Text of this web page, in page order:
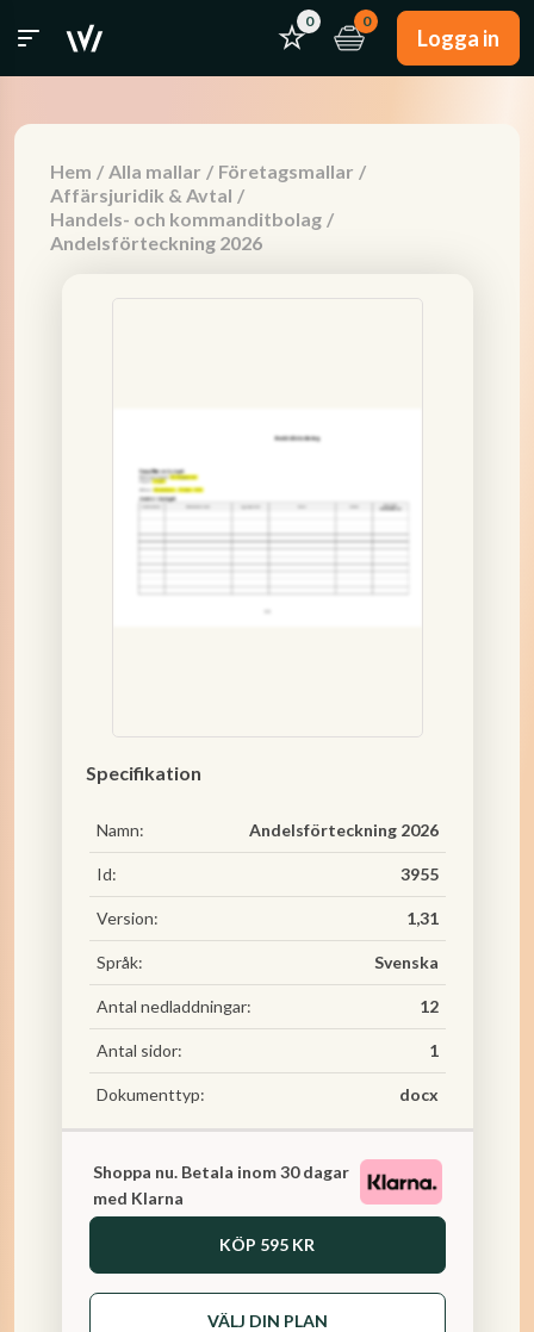
0 0
Logga in
Hem / Alla mallar / Företagsmallar /
Affärsjuridik & Avtal /
Handels- och kommanditbolag /
Andelsförteckning 2026
Specifikation
Namn: Andelsförteckning 2026
Id: 3955
Version: 1,31
Språk: Svenska
Antal nedladdningar: 12
Antal sidor: 1
Dokumenttyp: docx
Shoppa nu. Betala inom 30 dagar
med Klarna
KÖP 595 KR
VÄLJ DIN PLAN